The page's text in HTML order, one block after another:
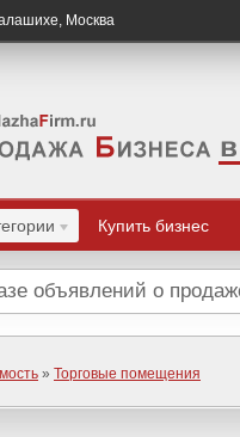
Москва
Купить бизнес
» Торговые помещения